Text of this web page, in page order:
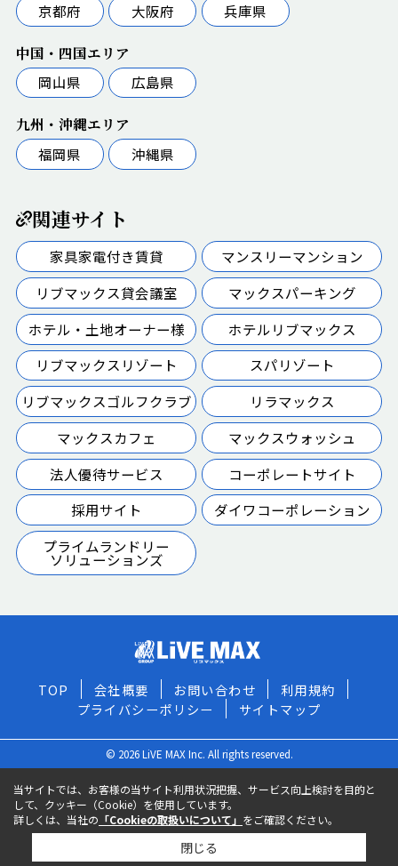
京都府
大阪府 兵庫県
中国・四国エリア
岡山県
広島県
九州・沖縄エリア
福岡県
沖縄県
関連サイト
家具家電付き賃貸
マンスリーマンション
リブマックス貸会議室
マックスパーキング
ホテル・土地オーナー様
ホテルリブマックス
リブマックスリゾート
スパリゾート
リブマックスゴルフクラブ
リラマックス
マックスカフェ
マックスウォッシュ
法人優待サービス
コーポレートサイト
採用サイト
ダイワコーポレーション
プライムランドリー
ソリューションズ
TOP 会社概要 お問い合わせ
利用規約
プライバシーポリシー
サイトマップ
© 2026 LiVE MAX Inc. All rights reserved.
当サイトでは、お客様の当サイト利用状況把握、サービス向上検討を目的と
して、クッキー（Cookie）を使用しています。
詳しくは、当社の 「Cookieの取扱いについて」 をご確認ください。
閉じる